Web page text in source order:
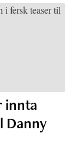
innta
Danny